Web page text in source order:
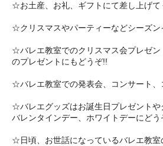
☆お土産、お礼、ギフトにて差し上げて
☆クリスマスやパーティーなどシーズン
☆バレエ教室でのクリスマス会プレゼ
のプレゼントにもどうぞ!!
☆バレエ教室での発表会、コンサート、
☆バレエグッズはお誕生日プレゼントや
バレンタインデー、ホワイトデーにどう
☆日頃、お世話になっているバレエ教室